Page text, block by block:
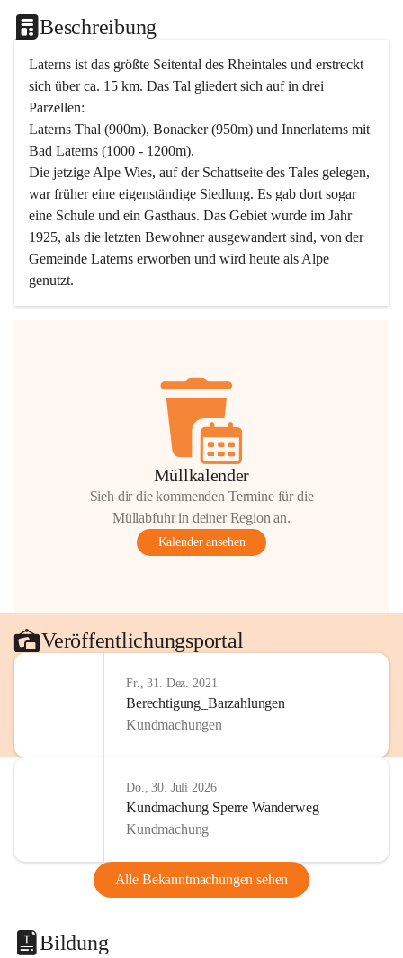
Beschreibung
Laterns ist das größte Seitental des Rheintales und erstreckt
sich über ca. 15 km. Das Tal gliedert sich auf in drei
Parzellen:
Laterns Thal (900m), Bonacker (950m) und Innerlaterns mit
Bad Laterns (1000 - 1200m).
Die jetzige Alpe Wies, auf der Schattseite des Tales gelegen,
war früher eine eigenständige Siedlung. Es gab dort sogar
eine Schule und ein Gasthaus. Das Gebiet wurde im Jahr
1925, als die letzten Bewohner ausgewandert sind, von der
Gemeinde Laterns erworben und wird heute als Alpe
genutzt.
Müllkalender
Sieh dir die kommenden Termine für die
Müllabfuhr in deiner Region an.
Kalender ansehen
Veröffentlichungsportal
Fr., 31. Dez. 2021
Berechtigung_Barzahlungen
Kundmachungen
Do., 30. Juli 2026
Kundmachung Sperre Wanderweg
Kundmachung
Alle Bekanntmachungen sehen
Bildung